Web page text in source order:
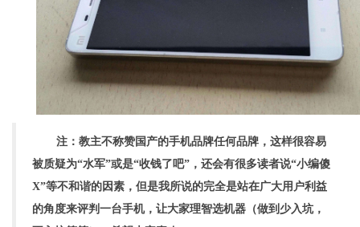
注：教主不称赞国产的手机品牌任何品牌，这样很容易
被质疑为“水军”或是“收钱了吧”，还会有很多读者说“小编傻
X”等不和谐的因素，但是我所说的完全是站在广大用户利益
的角度来评判一台手机，让大家理智选机器（做到少入坑，